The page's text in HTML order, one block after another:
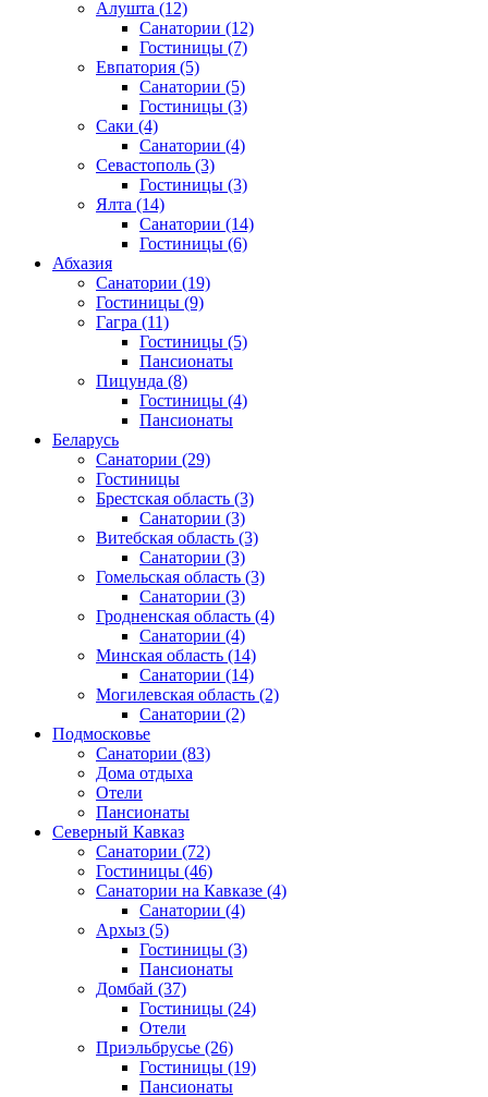
Алушта (12)
Санатории (12)
Гостиницы (7)
Евпатория (5)
Санатории (5)
Гостиницы (3)
Саки (4)
Санатории (4)
Севастополь (3)
Гостиницы (3)
Ялта (14)
Санатории (14)
Гостиницы (6)
Абхазия
Санатории (19)
Гостиницы (9)
Гагра (11)
Гостиницы (5)
Пансионаты
Пицунда (8)
Гостиницы (4)
Пансионаты
Беларусь
Санатории (29)
Гостиницы
Брестская область (3)
Санатории (3)
Витебская область (3)
Санатории (3)
Гомельская область (3)
Санатории (3)
Гродненская область (4)
Санатории (4)
Минская область (14)
Санатории (14)
Могилевская область (2)
Санатории (2)
Подмосковье
Санатории (83)
Дома отдыха
Отели
Пансионаты
Северный Кавказ
Санатории (72)
Гостиницы (46)
Санатории на Кавказе (4)
Санатории (4)
Архыз (5)
Гостиницы (3)
Пансионаты
Домбай (37)
Гостиницы (24)
Отели
Приэльбрусье (26)
Гостиницы (19)
Пансионаты